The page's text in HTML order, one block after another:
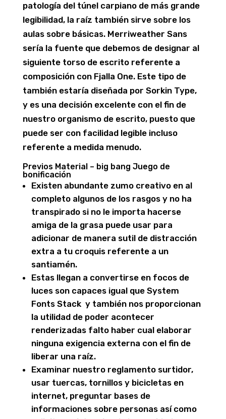
patologí­a del túnel carpiano de más grande
legibilidad, la raíz también sirve sobre los
aulas sobre básicas. Merriweather Sans
serí­a la fuente que debemos de designar al
siguiente torso de escrito referente a
composición con Fjalla One. Este tipo de
también estaría diseñada por Sorkin Type,
y es una decisión excelente con el fin de
nuestro organismo de escrito, puesto que
puede ser con facilidad legible incluso
referente a medida menudo.
Previos Material – big bang Juego de
bonificación
Existen abundante zumo creativo en al
completo algunos de los rasgos y no ha
transpirado si no le importa hacerse
amiga de la grasa puede usar para
adicionar de manera sutil de distracción
extra a tu croquis referente a un
santiamén.
Estas llegan a convertirse en focos de
luces son capaces igual que System
Fonts Stack y también nos proporcionan
la utilidad de poder acontecer
renderizadas falto haber cual elaborar
ninguna exigencia externa con el fin de
liberar una raíz.
Examinar nuestro reglamento surtidor,
usar tuercas, tornillos y bicicletas en
internet, preguntar bases de
informaciones sobre personas así­ como